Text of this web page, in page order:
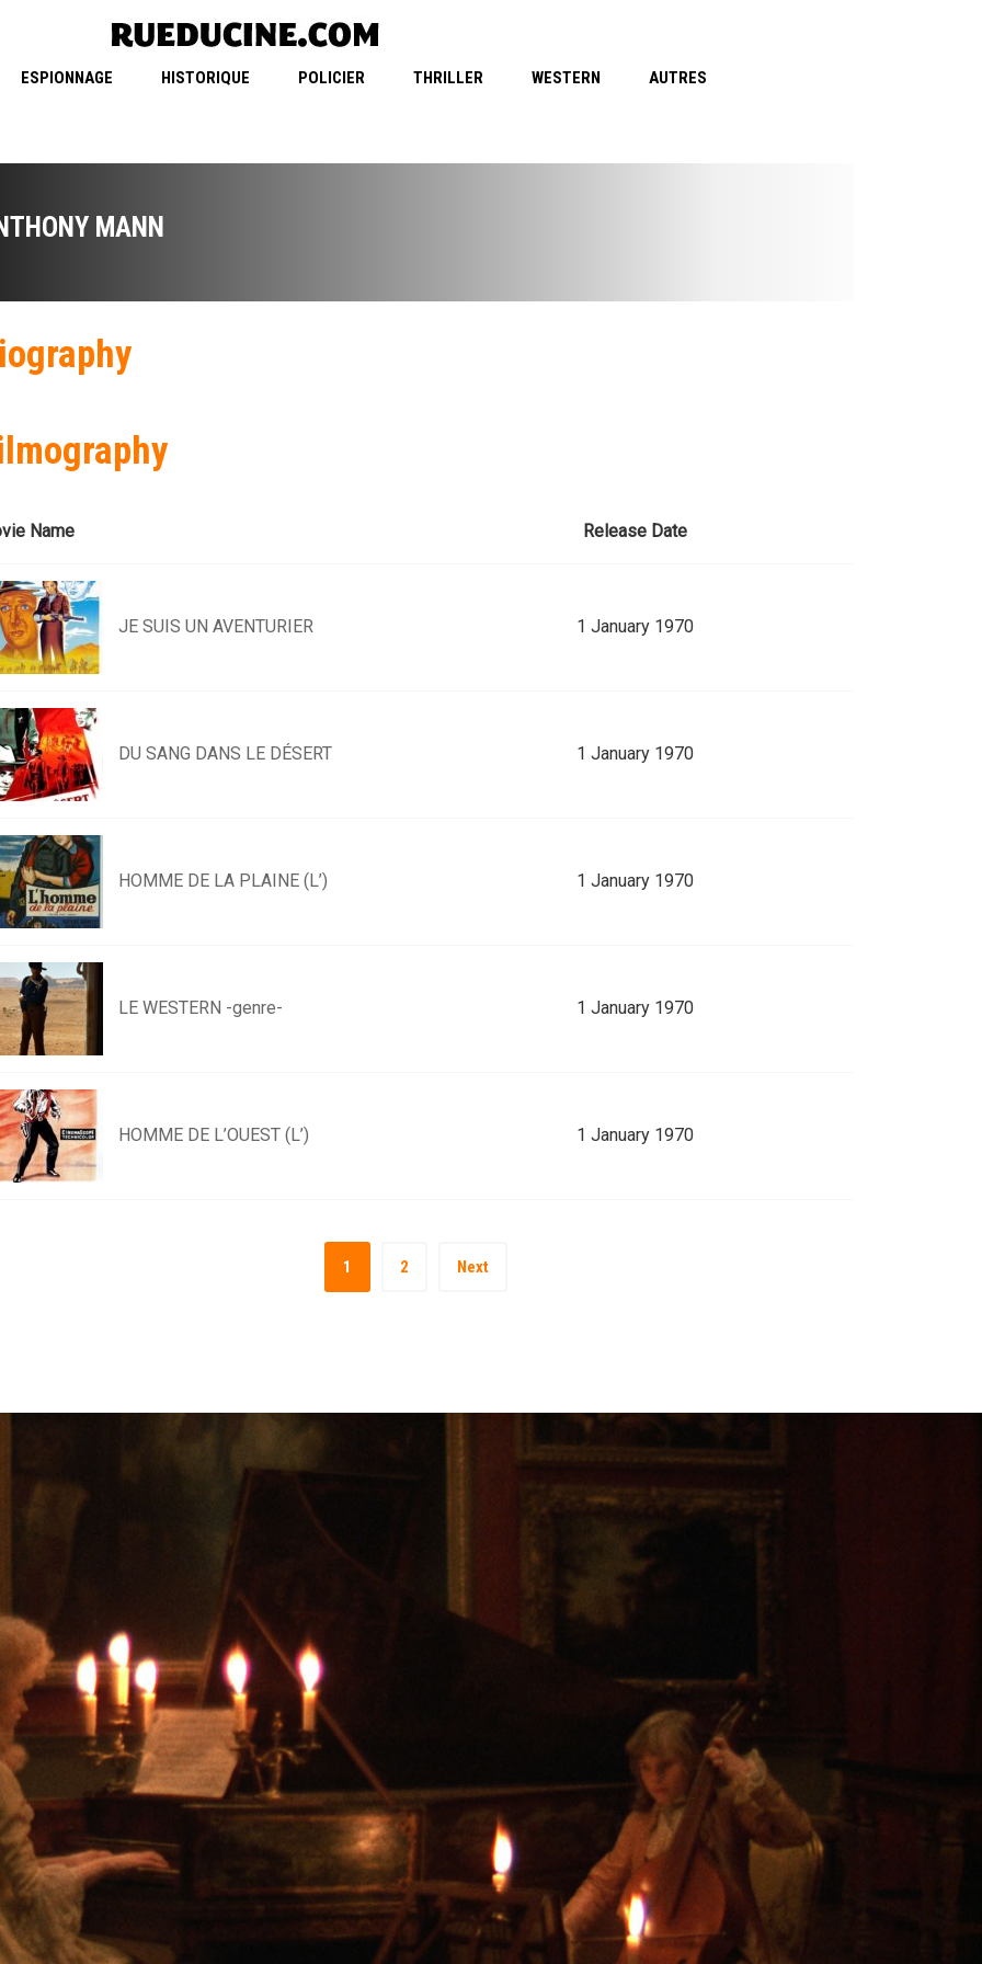
ESPIONNAGE HISTORIQUE POLICIER THRILLER WESTERN AUTRES
MANN
Name Release Date
JE SUIS UN AVENTURIER 1 January 1970
DU SANG DANS LE DÉSERT 1 January 1970
HOMME DE LA PLAINE (L’) 1 January 1970
LE WESTERN -genre- 1 January 1970
HOMME DE L’OUEST (L’) 1 January 1970
1 2 Next